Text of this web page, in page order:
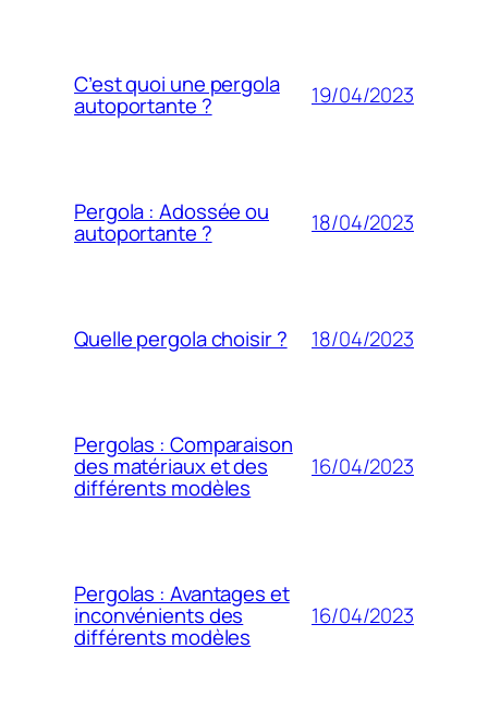
C’est quoi une pergola
autoportante ? 19/04/2023
Pergola : Adossée ou
autoportante ? 18/04/2023
Quelle pergola choisir ? 18/04/2023
Pergolas : Comparaison
des matériaux et des
différents modèles
16/04/2023
Pergolas : Avantages et
inconvénients des
différents modèles
16/04/2023